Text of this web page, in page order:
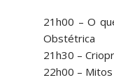
21h00 – O
Obstétrica
21h30 –
22h00 –